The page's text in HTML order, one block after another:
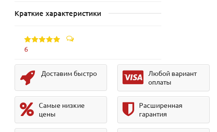
Краткие характеристики
6
Доставим быстро
Любой вариант
оплаты
Самые низкие
цены
Расширенная
гарантия